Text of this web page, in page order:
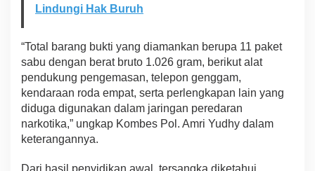
Lindungi Hak Buruh
“Total barang bukti yang diamankan berupa 11 paket
sabu dengan berat bruto 1.026 gram, berikut alat
pendukung pengemasan, telepon genggam,
kendaraan roda empat, serta perlengkapan lain yang
diduga digunakan dalam jaringan peredaran
narkotika,” ungkap Kombes Pol. Amri Yudhy dalam
keterangannya.
Dari hasil penyidikan awal, tersangka diketahui